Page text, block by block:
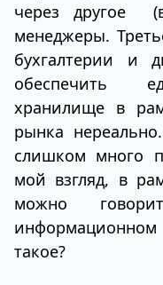
через другое
менеджеры.
бухгалтерии и
обеспечить
хранилище в
рынка
слишком много
мой взгляд, в
можно
такое?